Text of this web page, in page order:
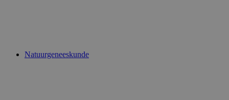
Natuurgeneeskunde